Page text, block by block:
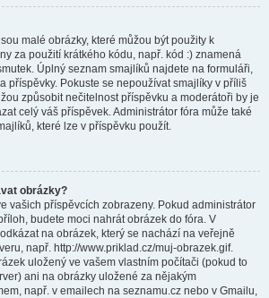
malé obrázky, které můžou být použity k
za použití krátkého kódu, např. kód :) znamená
Úplný seznam smajlíků najdete na formuláři,
příspěvky. Pokuste se nepoužívat smajlíky v příliš
způsobit nečitelnost příspěvku a moderátoři by je
celý váš příspěvek. Administrátor fóra může také
které lze v příspěvku použít.
obrázky?
vašich příspěvcích zobrazeny. Pokud administrátor
budete moci nahrát obrázek do fóra. V
na obrázek, který se nachází na veřejně
např. http://www.priklad.cz/muj-obrazek.gif.
uložený ve vašem vlastním počítači (pokud to
ani na obrázky uložené za nějakým
např. v emailech na seznamu.cz nebo v Gmailu,